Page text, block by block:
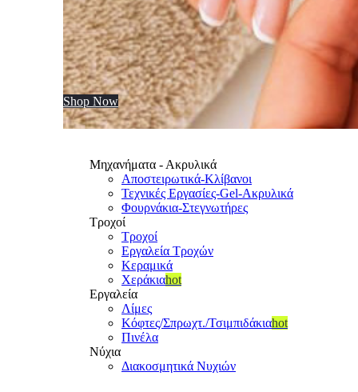
Shop Now
Μηχανήματα - Ακρυλικά
Αποστειρωτικά-Κλίβανοι
Τεχνικές Εργασίες-Gel-Ακρυλικά
Φουρνάκια-Στεγνωτήρες
Τροχοί
Τροχοί
Εργαλεία Τροχών
Κεραμικά
Χεράκιαhot
Εργαλεία
Λίμες
Κόφτες/Σπρωχτ./Τσιμπιδάκιαhot
Πινέλα
Νύχια
Διακοσμητικά Νυχιών